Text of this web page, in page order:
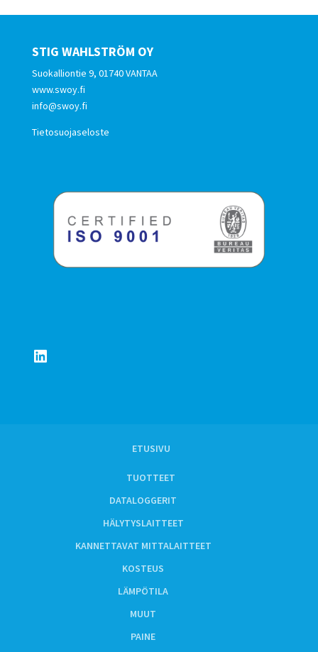
STIG WAHLSTRÖM OY
Suokalliontie 9, 01740 VANTAA
www.swoy.fi
info@swoy.fi
Tietosuojaseloste
LinkedIn
ETUSIVU
TUOTTEET
DATALOGGERIT
HÄLYTYSLAITTEET
KANNETTAVAT MITTALAITTEET
KOSTEUS
LÄMPÖTILA
MUUT
PAINE